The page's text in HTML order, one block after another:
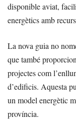
disponible aviat,
energètics amb
La nova guia no
que també
projectes com
d’edificis. Aquesta
un model energètic
província.